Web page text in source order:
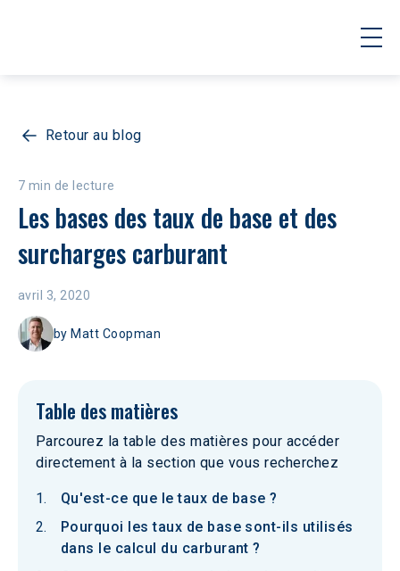
Retour au blog
7 min de lecture
Les bases des taux de base et des
surcharges carburant
avril 3, 2020
by Matt Coopman
Table des matières
Parcourez la table des matières pour accéder
directement à la section que vous recherchez
Qu'est-ce que le taux de base ?
Pourquoi les taux de base sont-ils utilisés
dans le calcul du carburant ?